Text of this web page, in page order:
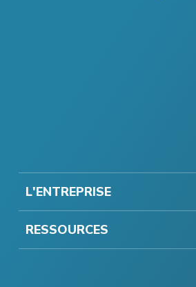
L'ENTREPRISE
RESSOURCES